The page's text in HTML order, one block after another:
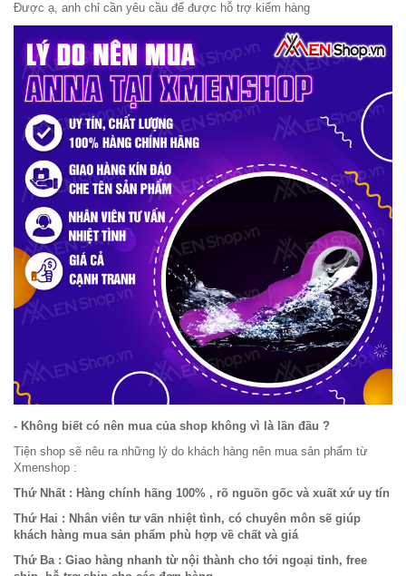
Được ạ, anh chỉ cần yêu cầu để được hỗ trợ kiểm hàng
- Không biết có nên mua của shop không vì là lần đầu ?
Tiện shop sẽ nêu ra những lý do khách hàng nên mua sản phẩm từ
Xmenshop :
Thứ Nhất : Hàng chính hãng 100% , rõ nguồn gốc và xuất xứ uy tín
Thứ Hai : Nhân viên tư vấn nhiệt tình, có chuyên môn sẽ giúp
khách hàng mua sản phẩm phù hợp về chất và giá
Thứ Ba : Giao hàng nhanh từ nội thành cho tới ngoại tỉnh, free